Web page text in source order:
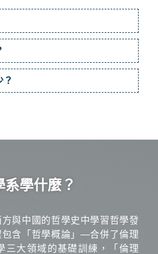
？
系學什麼？
與中國的哲學史中學習哲學發
包含「哲學概論」—合併了倫理
三大領域的基礎訓練，「倫理